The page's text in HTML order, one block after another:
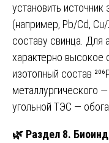
установить
(например, Pb/Cd,
составу свинца. Для
характерно высокое
изотопный состав
металлургического
угольной ТЭС —
🌿 Раздел 8.